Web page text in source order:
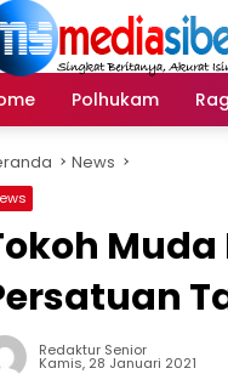
Polhukam
News
Redaktur Senior
Kamis, 28 Januari 2021